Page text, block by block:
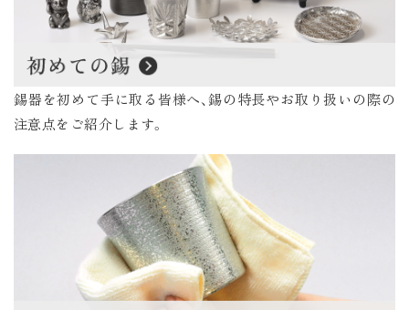
錫器を初めて手に取る皆様へ、錫の特長やお取り扱いの際の
注意点をご紹介します。